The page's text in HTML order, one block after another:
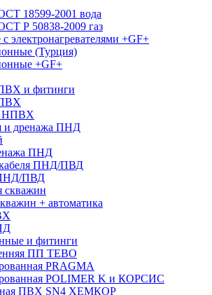
18599-2001 вода
Р 50838-2009 газ
электронагревателями +GF+
(Турция)
+GF+
и фитинги
НПВХ
и дренажа ПНД
ПНД
ПНД/ПВД
ПНД/ПВД
скважин
+ автоматика
и фитинги
ПП TEBO
PRAGMA
POLIMER K и КОРСИС
ПВХ SN4 ХЕМКОР